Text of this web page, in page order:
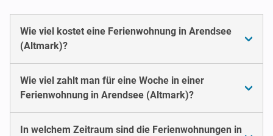
Wie viel kostet eine Ferienwohnung in Arendsee
(Altmark)?
Wie viel zahlt man für eine Woche in einer
Ferienwohnung in Arendsee (Altmark)?
In welchem Zeitraum sind die Ferienwohnungen in